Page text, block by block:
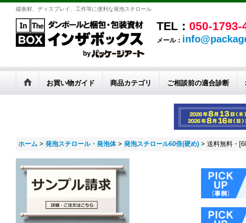
緩衝材、ディスプレイ、工作等に便利な発泡スチロール
TEL： 050-1793-
メール：
お買い物ガイド 商品カテゴリ ご相談前の適合診断
ホーム > 発泡スチロール・発泡体 > 発泡スチロール60倍(硬め) > 送料無料・